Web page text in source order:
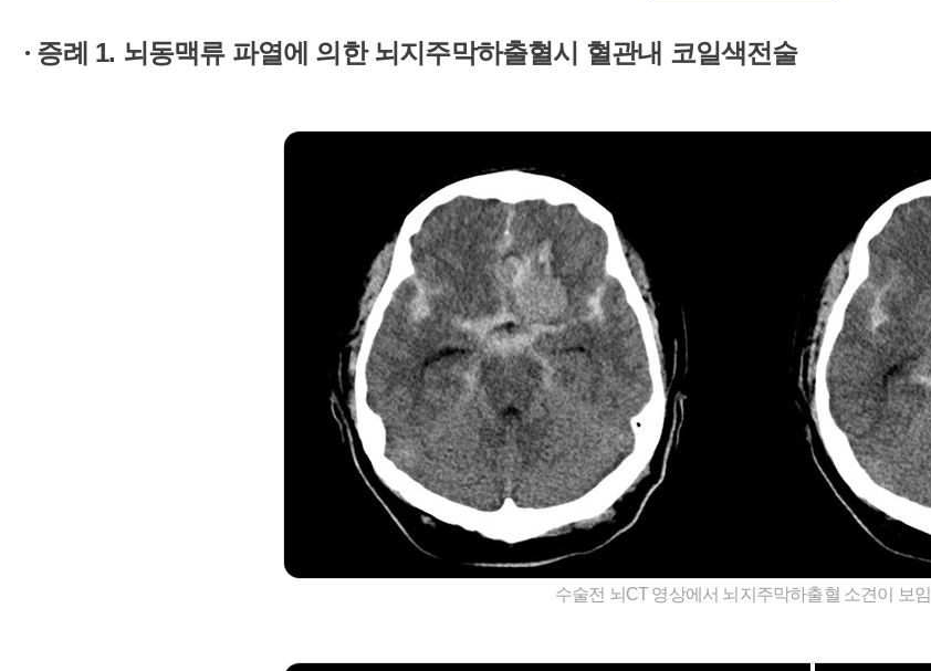
● 증례 1. 뇌동맥류 파열에 의한 뇌지주막하출혈시 혈관내 코일색전술
수술전 뇌CT 영상에서 뇌지주막하출혈 소견이 보임